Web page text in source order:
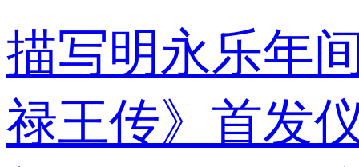
描写明永乐年
禄王传》首发